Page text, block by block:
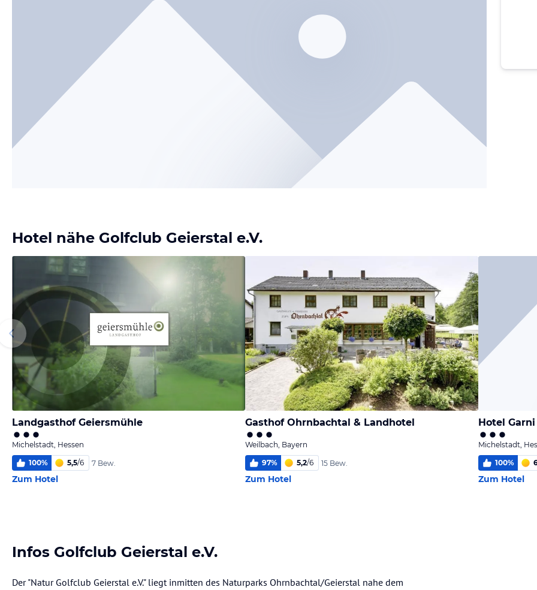
Hotel nähe Golfclub Geierstal e.V.
Landgasthof Geiersmühle
Michelstadt, Hessen
100% 5,5/6 7 Bew.
Zum Hotel
Gasthof Ohrnbachtal & Landhotel
Weilbach, Bayern
97% 5,2/6 15 Bew.
Zum Hotel
Hotel
Michelstadt,
100%
Zum Hotel
Infos Golfclub Geierstal e.V.
Der "Natur Golfclub Geierstal e.V." liegt inmitten des Naturparks Ohrnbachtal/Geierstal nahe dem